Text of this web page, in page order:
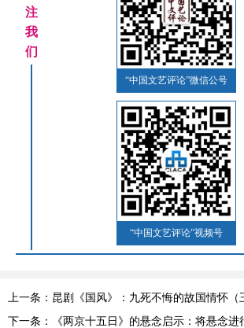
注
我
们
“中国文艺评论”微信公号
“中国文艺评论”视频号
上一条：昆剧《国风》：九死不悔的故国情怀（
下一条：《两京十五日》的悬念启示：将悬念进